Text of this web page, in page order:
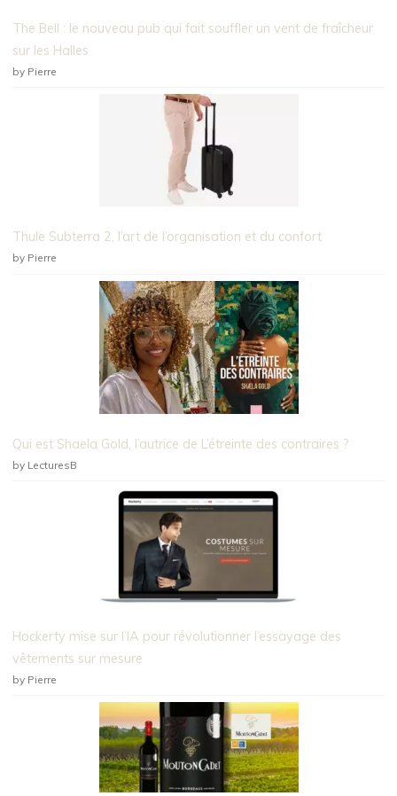
The Bell : le nouveau pub qui fait souffler un vent de fraîcheur
sur les Halles
by Pierre
Thule Subterra 2, l’art de l’organisation et du confort
by Pierre
Qui est Shaela Gold, l’autrice de L’étreinte des contraires ?
by LecturesB
Hockerty mise sur l’IA pour révolutionner l’essayage des
vêtements sur mesure
by Pierre